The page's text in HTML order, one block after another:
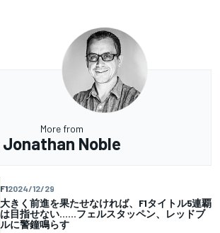
More from
Jonathan Noble
F12024/12/29
大きく前進を果たせなければ、F1タイトル5連覇
は目指せない……フェルスタッペン、レッドブ
ルに警鐘鳴らす